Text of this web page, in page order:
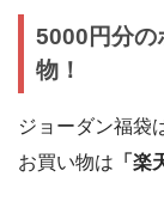
5000円分の
物！
ジョーダン福袋
お買い物は 「楽